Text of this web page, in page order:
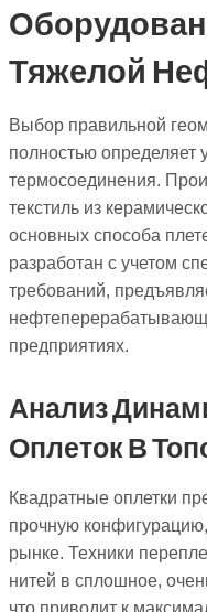
Тяжелой
Выбор правильной
полностью определяет
термосоединения.
текстиль из
основных способа
разработан с учетом
требований,
предприятиях.
Анализ
Оплеток В
Квадратные оплетки
прочную
рынке. Техники
нитей в сплошное,